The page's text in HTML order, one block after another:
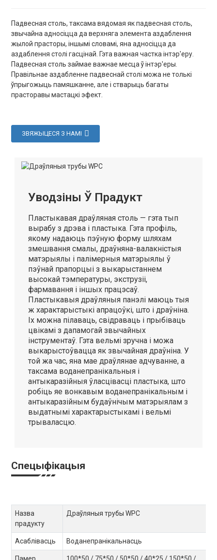
Падвесная столь, таксама вядомая як падвесная столь,
звычайна адносіцца да верхняга элемента аздаблення
жылой прасторы, іншымі словамі, яна адносіцца да
аздаблення столі гасцінай. Гэта важная частка інтэр'еру.
Падвесная столь займае важнае месца ў інтэр'еры.
Правільнае аздабленне падвеснай столі можа не толькі
ўпрыгожыць памяшканне, але і стварыць багаты
прасторавы мастацкі эфект.
ЗВЯЖЫЦЕСЯ З НАМІ
Уводзіны Ў Прадукт
Пластыкавая драўляная столь — гэта тып
вырабу з дрэва і пластыка. Гэта профіль,
якому надаюць пэўную форму шляхам
змешвання смалы, драўняна-валакністыя
матэрыялы і палімерныя матэрыялы ў
пэўнай прапорцыі з выкарыстаннем
высокай тэмпературы, экструзіі,
фармавання і іншых працэсаў.
Пластыкавыя драўляныя панэлі маюць тыя
ж характарыстыкі апрацоўкі, што і драўніна.
Іх можна пілаваць, свідраваць і прыбіваць
цвікамі з дапамогай звычайных
інструментаў. Гэта вельмі зручна і можа
выкарыстоўвацца як звычайная драўніна. У
той жа час, яна мае драўлянае адчуванне, а
таксама воданепранікальныя і
антыкаразійныя ўласцівасці пластыка, што
робіць яе вонкавым воданепранікальным і
антыкаразійным будаўнічым матэрыялам з
выдатнымі характарыстыкамі і вельмі
трываласцю.
Спецыфікацыя
Назва
прадукту
Драўляныя трубы WPC
Асаблівасць Воданепранікальнасць
Памер 100*50 / 75*50 / 50*50 / 40*25 / 150*50 /